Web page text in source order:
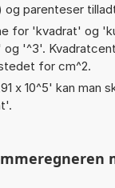
og parenteser
for 'kvadrat' og
og '^3'.
for cm^2.
x 10^5' kan man